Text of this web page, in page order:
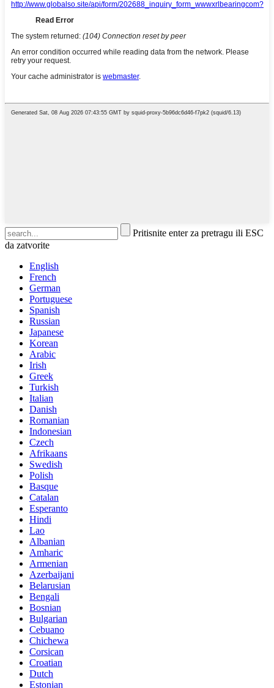
Pritisnite enter za pretragu ili ESC
da zatvorite
English
French
German
Portuguese
Spanish
Russian
Japanese
Korean
Arabic
Irish
Greek
Turkish
Italian
Danish
Romanian
Indonesian
Czech
Afrikaans
Swedish
Polish
Basque
Catalan
Esperanto
Hindi
Lao
Albanian
Amharic
Armenian
Azerbaijani
Belarusian
Bengali
Bosnian
Bulgarian
Cebuano
Chichewa
Corsican
Croatian
Dutch
Estonian